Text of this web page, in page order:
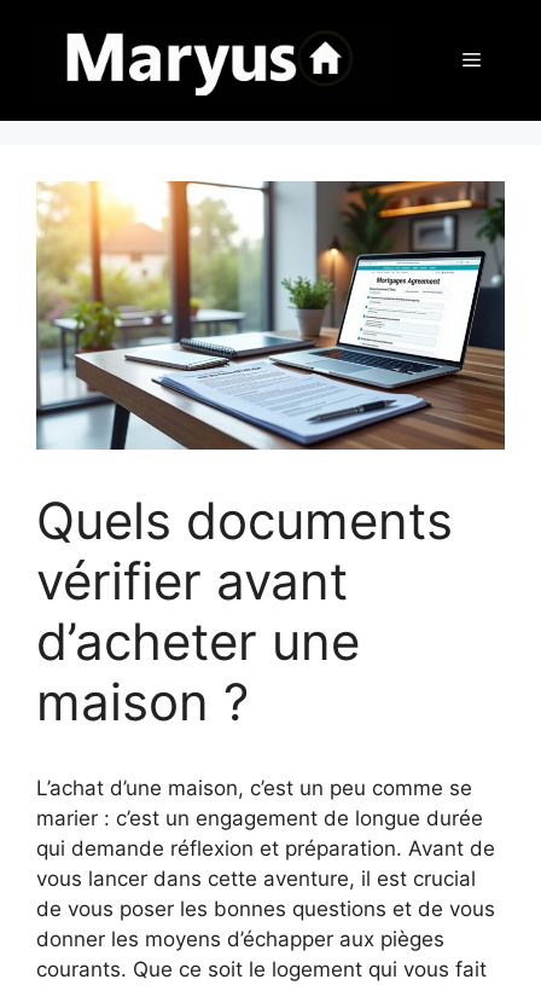
contenu
Menu
Quels documents
vérifier avant
d’acheter une
maison ?
L’achat d’une maison, c’est un peu comme se
marier : c’est un engagement de longue durée
qui demande réflexion et préparation. Avant de
vous lancer dans cette aventure, il est crucial
de vous poser les bonnes questions et de vous
donner les moyens d’échapper aux pièges
courants. Que ce soit le logement qui vous fait